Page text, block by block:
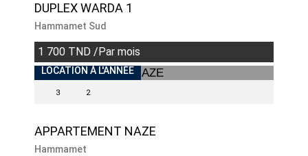
DUPLEX WARDA 1
Hammamet Sud
1 700 TND /Par mois
LOCATION À L'ANNÉE
3 2
APPARTEMENT NAZE
Hammamet